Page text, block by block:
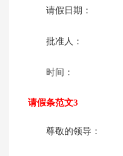
请假日期：
批准人：
时间：
请假条范文3
尊敬的领导：